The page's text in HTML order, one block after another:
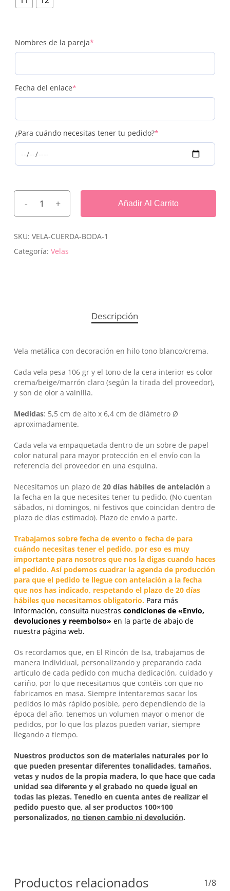
No hay productos en el carrito.
Go To Shop
Nombres de la pareja*(required)
Fecha del enlace*(required)
¿Para cuándo necesitas tener tu pedido?*(required)
Añadir Al Carrito
SKU: VELA-CUERDA-BODA-1
Categoría: Velas
Descripción
Vela metálica con decoración en hilo tono blanco/crema.
Cada vela pesa 106 gr y el tono de la cera interior es color
crema/beige/marrón claro (según la tirada del proveedor),
y son de olor a vainilla.
Medidas: 5,5 cm de alto x 6,4 cm de diámetro Ø
aproximadamente.
Cada vela va empaquetada dentro de un sobre de papel
color natural para mayor protección en el envío con la
referencia del proveedor en una esquina.
Necesitamos un plazo de 20 días hábiles de antelacióna
la fecha en la que necesites tener tu pedido. (No cuentan
sábados, ni domingos, ni festivos que coincidan dentro de
plazo de días estimado). Plazo de envío a parte.
Trabajamos sobre fecha de evento o fecha de para
cuándo necesitas tener el pedido, por eso es muy
importante para nosotros que nos la digas cuando haces
el pedido. Así podemos cuadrar la agenda de producción
para que el pedido te llegue con antelación a la fecha
que nos has indicado, respetando el plazo de 20 días
hábiles que necesitamos obligatorio. Para más
información, consulta nuestras condiciones de «Envío,
devoluciones y reembolso» en la parte de abajo de
nuestra página web.
Os recordamos que, en El Rincón de Isa, trabajamos de
manera individual, personalizando y preparando cada
artículo de cada pedido con mucha dedicación, cuidado y
cariño, por lo que necesitamos que contéis con que no
fabricamos en masa. Siempre intentaremos sacar los
pedidos lo más rápido posible, pero dependiendo de la
época del año, tenemos un volumen mayor o menor de
pedidos, por lo que los plazos pueden variar, siempre
llegando a tiempo.
Nuestros productos son de materiales naturales por lo
que pueden presentar diferentes tonalidades, tamaños,
vetas y nudos de la propia madera, lo que hace que cada
unidad sea diferente y el grabado no quede igual en
todas las piezas. Tenedlo en cuenta antes de realizar el
pedido puesto que, al ser productos 100×100
personalizados, no tienen cambio ni devolución.
Productos relacionados 1/8